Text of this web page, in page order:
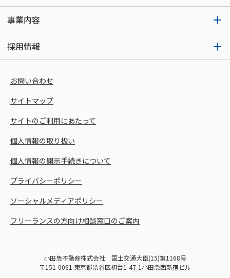
事業内容
採用情報
お問い合わせ
サイトマップ
サイトのご利用にあたって
個人情報の取り扱い
個人情報の開示手続きについて
プライバシーポリシー
ソーシャルメディアポリシー
フリーランスの方向け相談窓口のご案内
小田急不動産株式会社 国土交通大臣(15)第1168号
〒151-0061 東京都渋谷区初台1-47-1小田急西新宿ビル